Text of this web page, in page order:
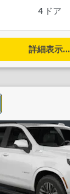
4 ドア
詳細表示...